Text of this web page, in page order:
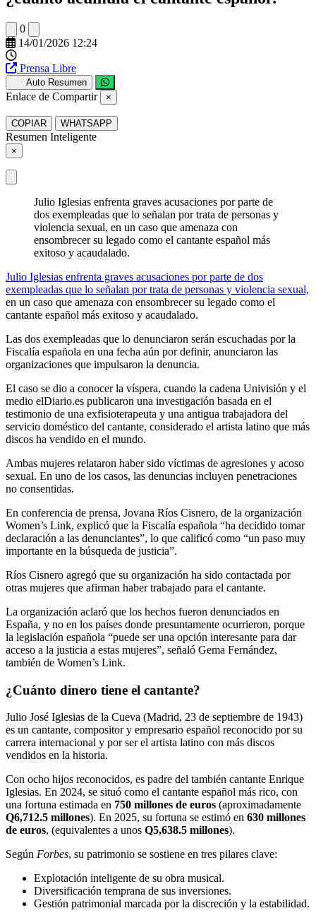
0
14/01/2026 12:24
Prensa Libre
Auto Resumen
Enlace de Compartir ×
COPIAR WHATSAPP
Resumen Inteligente
×
Julio Iglesias enfrenta graves acusaciones por parte de
dos exempleadas que lo señalan por trata de personas y
violencia sexual, en un caso que amenaza con
ensombrecer su legado como el cantante español más
exitoso y acaudalado.
Julio Iglesias enfrenta graves acusaciones por parte de dos
exempleadas que lo señalan por trata de personas y violencia sexual,
en un caso que amenaza con ensombrecer su legado como el
cantante español más exitoso y acaudalado.
Las dos exempleadas que lo denunciaron serán escuchadas por la
Fiscalía española en una fecha aún por definir, anunciaron las
organizaciones que impulsaron la denuncia.
El caso se dio a conocer la víspera, cuando la cadena Univisión y el
medio elDiario.es publicaron una investigación basada en el
testimonio de una exfisioterapeuta y una antigua trabajadora del
servicio doméstico del cantante, considerado el artista latino que más
discos ha vendido en el mundo.
Ambas mujeres relataron haber sido víctimas de agresiones y acoso
sexual. En uno de los casos, las denuncias incluyen penetraciones
no consentidas.
En conferencia de prensa, Jovana Ríos Cisnero, de la organización
Women’s Link, explicó que la Fiscalía española “ha decidido tomar
declaración a las denunciantes”, lo que calificó como “un paso muy
importante en la búsqueda de justicia”.
Ríos Cisnero agregó que su organización ha sido contactada por
otras mujeres que afirman haber trabajado para el cantante.
La organización aclaró que los hechos fueron denunciados en
España, y no en los países donde presuntamente ocurrieron, porque
la legislación española “puede ser una opción interesante para dar
acceso a la justicia a estas mujeres”, señaló Gema Fernández,
también de Women’s Link.
¿Cuánto dinero tiene el cantante?
Julio José Iglesias de la Cueva (Madrid, 23 de septiembre de 1943)
es un cantante, compositor y empresario español reconocido por su
carrera internacional y por ser el artista latino con más discos
vendidos en la historia.
Con ocho hijos reconocidos, es padre del también cantante Enrique
Iglesias. En 2024, se situó como el cantante español más rico, con
una fortuna estimada en 750 millones de euros (aproximadamente
Q6,712.5 millones). En 2025, su fortuna se estimó en 630 millones
de euros, (equivalentes a unos Q5,638.5 millones).
Según Forbes, su patrimonio se sostiene en tres pilares clave:
Explotación inteligente de su obra musical.
Diversificación temprana de sus inversiones.
Gestión patrimonial marcada por la discreción y la estabilidad.